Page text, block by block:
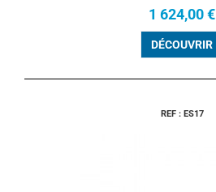
1 624,00 €
DÉCOUVRIR
REF : ES17